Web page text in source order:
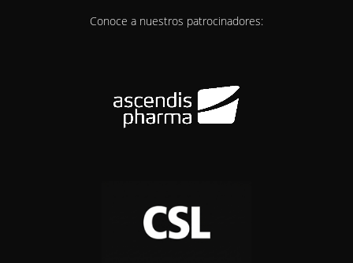
Conoce a nuestros patrocinadores: